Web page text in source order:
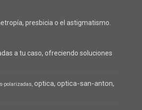
presbicia o el astigmatismo.
a tu caso, ofreciendo soluciones
polarizadas optica optica-san-anton